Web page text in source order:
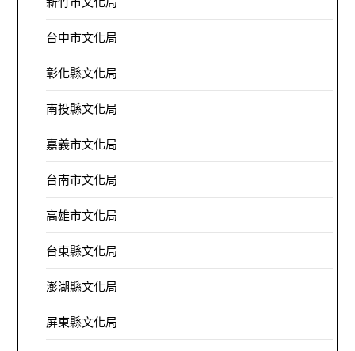
台中市文化局
彰化縣文化局
南投縣文化局
嘉義市文化局
台南市文化局
高雄市文化局
台東縣文化局
澎湖縣文化局
屏東縣文化局